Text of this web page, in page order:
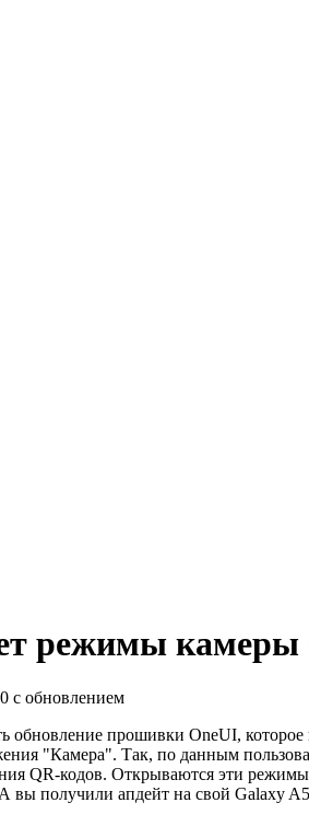
режимы камеры
обновление прошивки OneUI,
"Камера". Так, по данным
QR-кодов. Открываются эти
вы получили апдейт на свой Galaxy